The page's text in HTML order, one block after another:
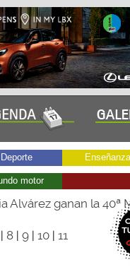
Deporte Enseñanza
motor
Alvárez ganan la 40ª
| 8 | 9 | 10 | 11